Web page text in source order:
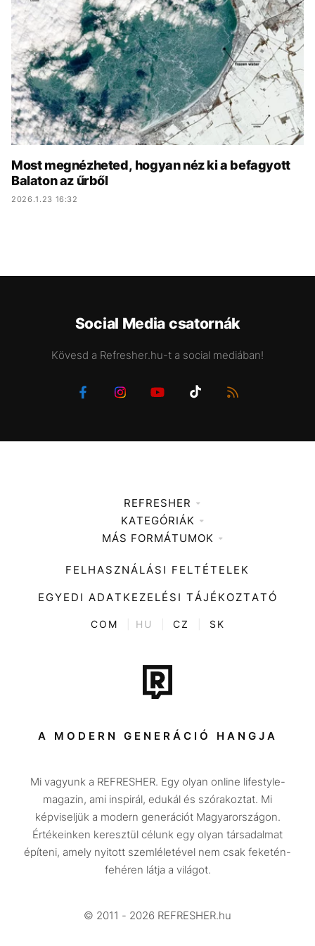
KÖZÉLET UTAZÁS
ÉLETMÓD DESIGN
BESZÉLGETÉSEK ARCOK
VIDEÓ TÖRTÉNETEK
GASZTRO
Most megnézheted, hogyan néz ki a befagyott
Balaton az űrből
2026.1.23 16:32
Social Media csatornák
Kövesd a Refresher.hu-t a social mediában!
REFRESHER
Médiaajánlat
KATEGÓRIÁK
Zene
Divat
Kultúra
ENTR
Tech-Tudomány
Sport
Társadalom
Utazás
Életmód
Design
Beszélgetések
Videó
MÁS FORMÁTUMOK
FELHASZNÁLÁSI FELTÉTELEK
EGYEDI ADATKEZELÉSI TÁJÉKOZTATÓ
COM HU CZ SK
A MODERN GENERÁCIÓ HANGJA
Mi vagyunk a REFRESHER. Egy olyan online lifestyle-
magazin, ami inspirál, edukál és szórakoztat. Mi
képviseljük a modern generációt Magyarországon.
Értékeinken keresztül célunk egy olyan társadalmat
építeni, amely nyitott szemléletével nem csak feketén-
fehéren látja a világot.
© 2011 - 2026 REFRESHER.hu